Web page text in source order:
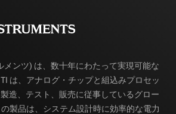
FAQ
メンツ) は、数十年にわたって実現可能な
は、アナログ・チップと組込みプロセッ
造、テスト、販売に従事しているグロー
製品は、システム設計時に効率的な電力